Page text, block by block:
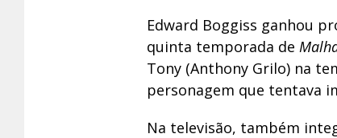
Edward Boggiss ganhou
quinta temporada de
Tony (Anthony Grilo) na
personagem que tentava
Na televisão, também